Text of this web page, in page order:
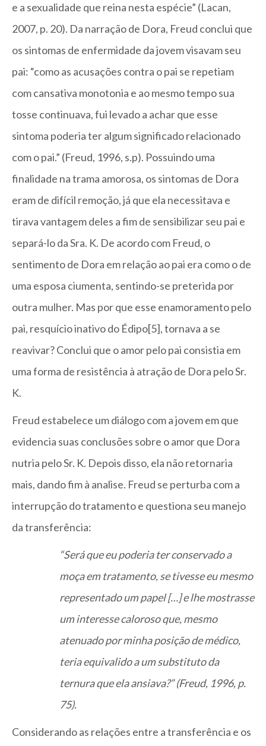
e a sexualidade que reina nesta espécie” (Lacan,
2007, p. 20). Da narração de Dora, Freud conclui que
os sintomas de enfermidade da jovem visavam seu
pai: “como as acusações contra o pai se repetiam
com cansativa monotonia e ao mesmo tempo sua
tosse continuava, fui levado a achar que esse
sintoma poderia ter algum significado relacionado
com o pai.” (Freud, 1996, s.p). Possuindo uma
finalidade na trama amorosa, os sintomas de Dora
eram de difícil remoção, já que ela necessitava e
tirava vantagem deles a fim de sensibilizar seu pai e
separá-lo da Sra. K. De acordo com Freud, o
sentimento de Dora em relação ao pai era como o de
uma esposa ciumenta, sentindo-se preterida por
outra mulher. Mas por que esse enamoramento pelo
pai, resquício inativo do Édipo[5], tornava a se
reavivar? Conclui que o amor pelo pai consistia em
uma forma de resistência à atração de Dora pelo Sr.
K.
Freud estabelece um diálogo com a jovem em que
evidencia suas conclusões sobre o amor que Dora
nutria pelo Sr. K. Depois disso, ela não retornaria
mais, dando fim à analise. Freud se perturba com a
interrupção do tratamento e questiona seu manejo
da transferência:
“Será que eu poderia ter conservado a
moça em tratamento, se tivesse eu mesmo
representado um papel […] e lhe mostrasse
um interesse caloroso que, mesmo
atenuado por minha posição de médico,
teria equivalido a um substituto da
ternura que ela ansiava?” (Freud, 1996, p.
75).
Considerando as relações entre a transferência e os